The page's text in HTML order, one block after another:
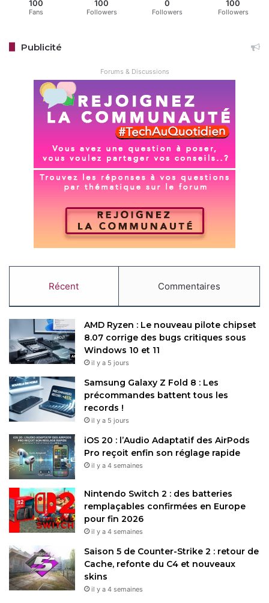
100
Fans
100
Followers
0
Followers
100
Followers
Publicité
Forums & Discussions
Récent Commentaires
AMD Ryzen : Le nouveau pilote chipset
8.07 corrige des bugs critiques sous
Windows 10 et 11
il y a 5 jours
Samsung Galaxy Z Fold 8 : Les
précommandes battent tous les
records !
il y a 5 jours
iOS 20 : l’Audio Adaptatif des AirPods
Pro reçoit enfin son réglage rapide
il y a 4 semaines
Nintendo Switch 2 : des batteries
remplaçables confirmées en Europe
pour fin 2026
il y a 4 semaines
Saison 5 de Counter-Strike 2 : retour de
Cache, refonte du C4 et nouveaux
skins
il y a 4 semaines